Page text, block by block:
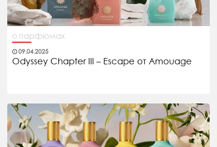
о парфюмах
09.04.2025
Odyssey Chapter III – Escape от Amouage